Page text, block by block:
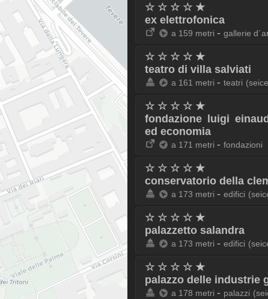
☆ ☆ ☆ ☆ ★
ex elettrofonica
a 159 metri - gallerie
☆ ☆ ☆ ☆ ★
teatro di villa salviati
a 161 metri - teatri
☆ ☆ ☆ ☆ ★
fondazione luigi
ed economia
a 171 metri - fondazioni
☆ ☆ ☆ ☆ ★
conservatorio della
a 173 metri - edifici
☆ ☆ ☆ ☆ ★
palazzetto salandra
a 173 metri - edifici
☆ ☆ ☆ ☆ ★
palazzo delle industrie
a 178 metri - palazzi